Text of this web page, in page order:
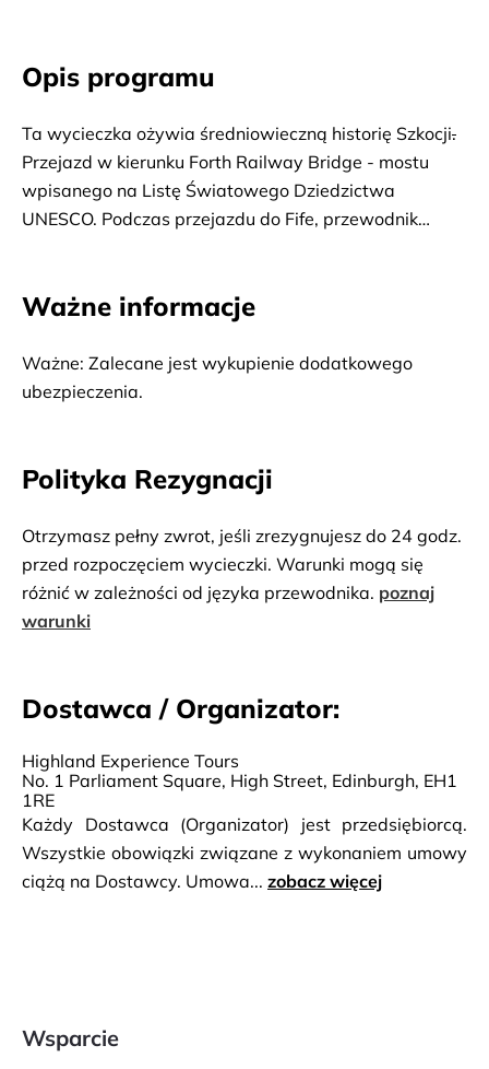
Opis programu
Ta wycieczka ożywia średniowieczną historię Szkocji.
Przejazd w kierunku Forth Railway Bridge - mostu
wpisanego na Listę Światowego Dziedzictwa
UNESCO. Podczas przejazdu do Fife, przewodnik
Opactwa w Dunfermline i pięknego kościoła będącego
prawa Szkocji do bycia samodzielnym narodem. Czas
wolny w Stirling na zwiedzanie I spacerowanie po
najważniejszego zamku w historii Szkocji. Czas wolny
Bannockburn, pola bitwy, gdzie Robert Bruce
rozgromił Anglików. Następnie przystanek, aby
zobaczyć pomnik Roberta Bruce’a. Wizyta w Rosslyn
Chapel znanej z powieści Dana Brown’a „Kod Da
Ważne informacje
Ważne: Zalecane jest wykupienie dodatkowego
ubezpieczenia.
Polityka Rezygnacji
Otrzymasz pełny zwrot, jeśli zrezygnujesz do 24 godz.
przed rozpoczęciem wycieczki. Warunki mogą się
różnić w zależności od języka przewodnika. poznaj
warunki
Dostawca / Organizator:
Highland Experience Tours
No. 1 Parliament Square, High Street, Edinburgh, EH1
1RE
Każdy Dostawca (Organizator) jest przedsiębiorcą.
Wszystkie obowiązki związane z wykonaniem umowy
ciążą na Dostawcy. Umowa... zobacz więcej
Wsparcie